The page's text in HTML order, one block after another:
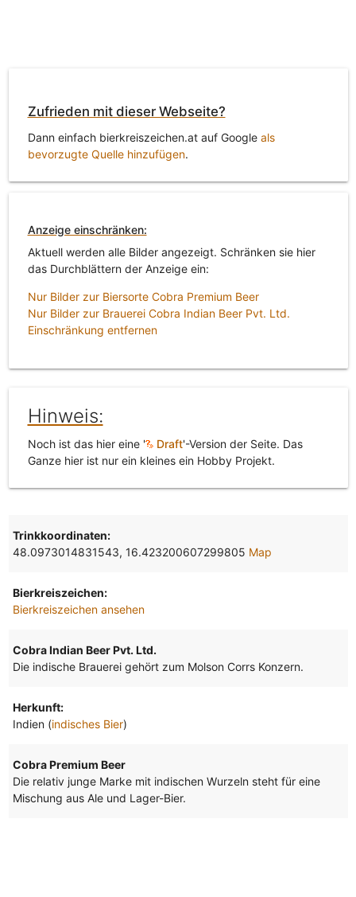
Zufrieden mit dieser Webseite?
Dann einfach bierkreiszeichen.at auf Google als
bevorzugte Quelle hinzufügen.
Anzeige einschränken:
Aktuell werden alle Bilder angezeigt. Schränken sie hier
das Durchblättern der Anzeige ein:
Nur Bilder zur Biersorte Cobra Premium Beer
Nur Bilder zur Brauerei Cobra Indian Beer Pvt. Ltd.
Einschränkung entfernen
Hinweis:
Noch ist das hier eine ' Draft'-Version der Seite. Das
Ganze hier ist nur ein kleines ein Hobby Projekt.
Trinkkoordinaten:
48.0973014831543, 16.423200607299805 Map
Bierkreiszeichen:
Bierkreiszeichen ansehen
Cobra Indian Beer Pvt. Ltd.
Die indische Brauerei gehört zum Molson Corrs Konzern.
Herkunft:
Indien (indisches Bier)
Cobra Premium Beer
Die relativ junge Marke mit indischen Wurzeln steht für eine
Mischung aus Ale und Lager-Bier.